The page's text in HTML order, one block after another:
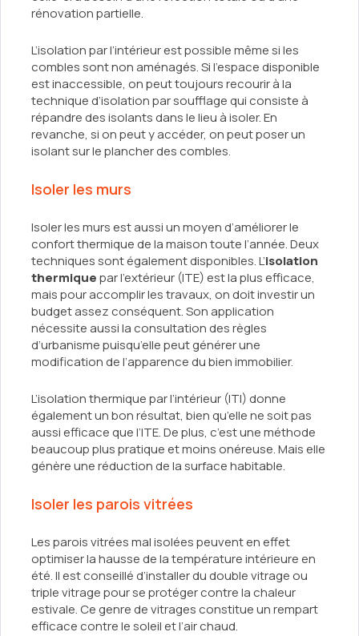
rénovation partielle.
L’isolation par l’intérieur est possible même si les
combles sont non aménagés. Si l’espace disponible
est inaccessible, on peut toujours recourir à la
technique d’isolation par soufflage qui consiste à
répandre des isolants dans le lieu à isoler. En
revanche, si on peut y accéder, on peut poser un
isolant sur le plancher des combles.
Isoler les murs
Isoler les murs est aussi un moyen d’améliorer le
confort thermique de la maison toute l’année. Deux
techniques sont également disponibles. L’isolation
thermiquepar l’extérieur (ITE) est la plus efficace,
mais pour accomplir les travaux, on doit investir un
budget assez conséquent. Son application
nécessite aussi la consultation des règles
d’urbanisme puisqu’elle peut générer une
modification de l’apparence du bien immobilier.
L’isolation thermique par l’intérieur (ITI) donne
également un bon résultat, bien qu’elle ne soit pas
aussi efficace que l’ITE. De plus, c’est une méthode
beaucoup plus pratique et moins onéreuse. Mais elle
génère une réduction de la surface habitable.
Isoler les parois vitrées
Les parois vitrées mal isolées peuvent en effet
optimiser la hausse de la température intérieure en
été. Il est conseillé d’installer du double vitrage ou
triple vitrage pour se protéger contre la chaleur
estivale. Ce genre de vitrages constitue un rempart
efficace contre le soleil et l’air chaud.